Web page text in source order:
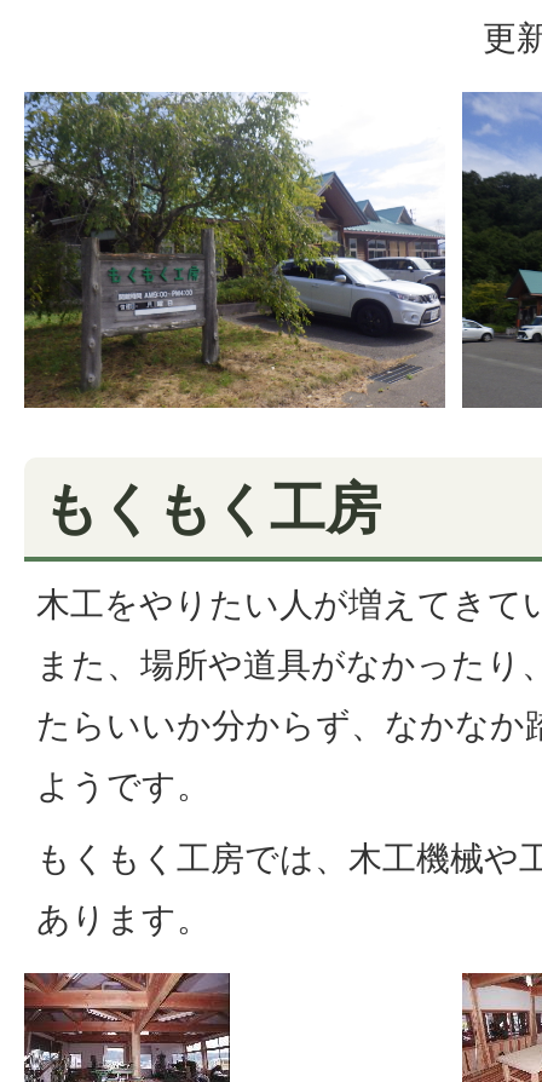
更
もくもく工房
木工をやりたい人が増えてきて
また、場所や道具がなかったり
たらいいか分からず、なかなか
ようです。
もくもく工房では、木工機械や
あります。